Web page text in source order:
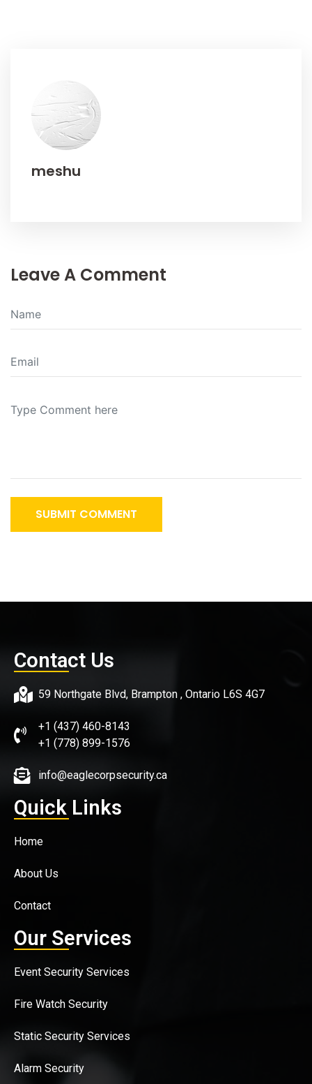
meshu
Leave A Comment
SUBMIT COMMENT
Contact Us
59 Northgate Blvd, Brampton , Ontario L6S 4G7
+1 (437) 460-8143
+1 (778) 899-1576
info@eaglecorpsecurity.ca
Quick Links
Home
About Us
Contact
Our Services
Event Security Services
Fire Watch Security
Static Security Services
Alarm Security